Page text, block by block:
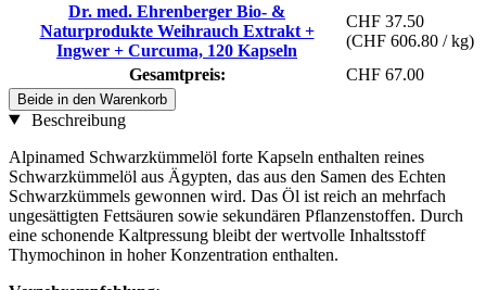
Dr. med. Ehrenberger Bio- &
Naturprodukte Weihrauch Extrakt +
Ingwer + Curcuma, 120 Kapseln
CHF 37.50
(CHF 606.80 / kg)
Gesamtpreis:
CHF 67.00
Beide in den Warenkorb
Beschreibung
Alpinamed Schwarzkümmelöl forte Kapseln enthalten reines
Schwarzkümmelöl aus Ägypten, das aus den Samen des Echten
Schwarzkümmels gewonnen wird. Das Öl ist reich an mehrfach
ungesättigten Fettsäuren sowie sekundären Pflanzenstoffen. Durch
eine schonende Kaltpressung bleibt der wertvolle Inhaltsstoff
Thymochinon in hoher Konzentration enthalten.